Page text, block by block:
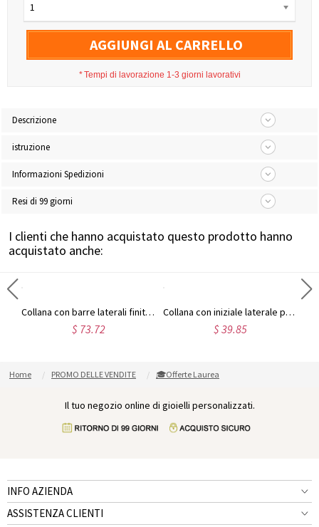
1
AGGIUNGI AL CARRELLO
*Tempi di lavorazione 1-3 giorni lavorativi
Descrizione
istruzione
Informazioni Spedizioni
Resi di 99 giorni
I clienti che hanno acquistato questo prodotto hanno
acquistato anche:
Collana con barre laterali finitura incisa con pietre preziose in argento sterling
$ 73.72
Collana con iniziale laterale personalizzata, regali per la festa della mamma, per la mamma, per lei
$ 39.85
Home PROMO DELLE VENDITE 🎓Offerte Laurea
Il tuo negozio online di gioielli personalizzati.
INFO AZIENDA
ASSISTENZA CLIENTI